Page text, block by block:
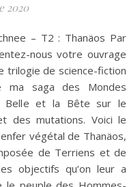
2020
nous votre ouvrage
trilogie de science-fiction
ma saga des Mondes
Belle et la Bête sur le
des mutations. Voici le
végétal de Thanäos,
de Terriens et de
objectifs qu’on leur a